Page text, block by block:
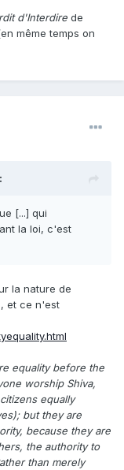
d'Interdire de
même temps on
[...] qui
la loi, c'est
la nature de
et ce n'est
equality before the
worship Shiva,
equally
but they are
because they are
the authority to
than merely